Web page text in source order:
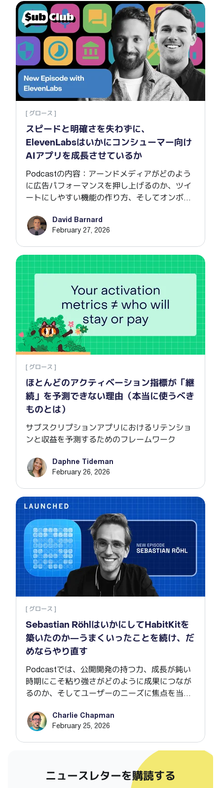
スピ
[ グロース ]
スピードと明確さを失わずに、
ElevenLabsはいかにコンシューマー向け
AIアプリを成長させているか
Podcastの内容：アーンドメディアがどのよう
に広告パフォーマンスを押し上げるのか、ツイ
ートにしやすい機能の作り方、そしてオンボー
削除するほうが成果につながる可能性がある理
由。
David Barnard
February 27, 2026
ほと
[ グロース ]
ほとんどのアクティベーション指標が「継
続」を予測できない理由（本当に使うべき
ものとは）
サブスクリプションアプリにおけるリテンショ
ンと収益を予測するためのフレームワーク
Daphne Tideman
February 26, 2026
[ グロース ]
Sebastian RöhlはいかにしてHabitKitを
築いたのか―うまくいったことを続け、だ
めならやり直す
Podcastでは、公開開発の持つ力、成長が鈍い
時期にこそ粘り強さがどのように成果につなが
るのか、そしてユーザーのニーズに焦点を当て
リ開発において予想外の成功を生む理由につい
て、Sebastian と話しています。
Charlie Chapman
February 25, 2026
ニュースレターを購読する